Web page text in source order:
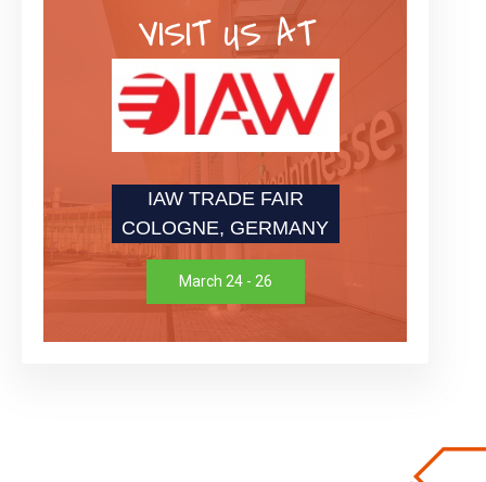
VISIT US AT
IAW TRADE FAIR
COLOGNE, GERMANY
March 24 - 26